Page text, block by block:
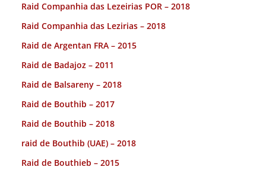
Raid Companhia das Lezeirias POR – 2018
Raid Companhia das Lezirias – 2018
Raid de Argentan FRA – 2015
Raid de Badajoz – 2011
Raid de Balsareny – 2018
Raid de Bouthib – 2017
Raid de Bouthib – 2018
raid de Bouthib (UAE) – 2018
Raid de Bouthieb – 2015